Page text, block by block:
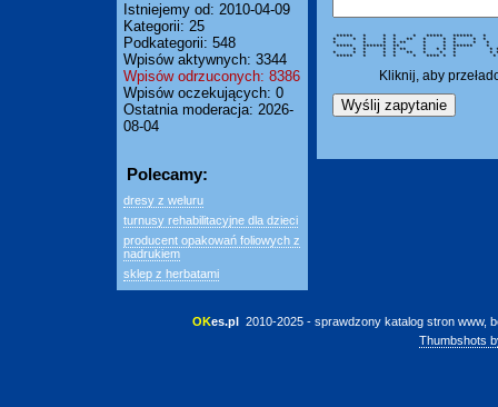
Istniejemy od: 2010-04-09
Kategorii: 25
Podkategorii: 548
Wpisów aktywnych: 3344
Wpisów odrzuconych: 8386
Wpisów oczekujących: 0
Ostatnia moderacja: 2026-
08-04
Polecamy:
dresy z weluru
turnusy rehabilitacyjne dla dzieci
producent opakowań foliowych z
nadrukiem
sklep z herbatami
***** * * * * ***** ******
* * * * * ** * * * *
* * * * ** * * * *
***** ******* ** * *
* * * * ** * * * * *
* * * * * ** * * *
***** * * * * **** *
Kliknij, aby
OKes.pl 2010-2025 - sprawdzony katalog stron www,
Thumbshots